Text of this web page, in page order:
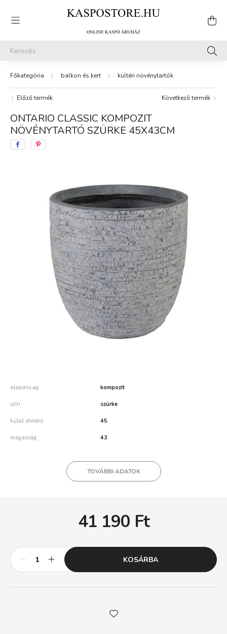
balkon és kert kültéri növénytartók
Előző termék Következő termék
ONTARIO CLASSIC KOMPOZIT
NÖVÉNYTARTÓ SZÜRKE 45X43CM
alapanyag kompozit
szín szürke
külső átmérő 45
magasság 43
TOVÁBBI ADATOK
41 190 Ft
KOSÁRBA